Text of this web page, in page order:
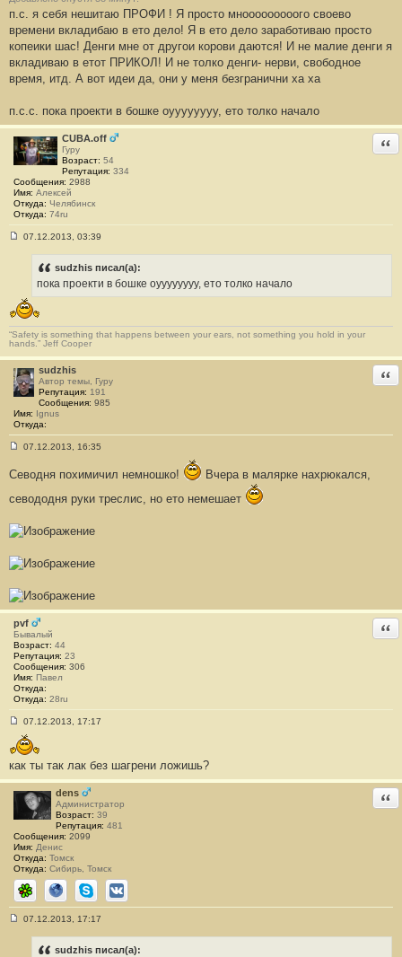
н
и
е
#
2
0
9
п.с. я себя нешитаю ПРОФИ ! Я просто мнооооооооого своево
времени вкладибаю в ето дело! Я в ето дело заработиваю просто
копеики шас! Денги мне от другои корови даются! И не малие денги я
вкладиваю в етот ПРИКОЛ! И не толко денги- нерви, свободное
время, итд. А вот идеи да, они у меня безгранични ха ха
п.с.с. пока проекти в бошке оуууууууу, ето толко начало
CUBA.off
Гуру
Возраст: 54
Репутация: 334
Сообщения: 2988
Имя: Алексей
Откуда: Челябинск
Откуда: 74ru
е
н
и
#
1
0
07.12.2013, 03:39
sudzhis писал(а):
пока проекти в бошке оуууууууу, ето толко начало
“Safety is something that happens between your ears, not something you hold in your
hands.” Jeff Cooper
sudzhis
Автор темы, Гуру
Репутация: 191
Сообщения: 985
Имя: Ignus
Откуда:
о
щ
и
е
2
1
07.12.2013, 16:35
Севодня похимичил немношко!
Вчера в малярке нахрюкался,
севододня руки треслис, но ето немешает
pvf
Бывалый
Возраст: 44
Репутация: 23
Сообщения: 306
Имя: Павел
Откуда:
Откуда: 28ru
о
о
б
щ
е
н
2
1
2
07.12.2013, 17:17
как ты так лак без шагрени ложишь?
dens
Администратор
Возраст: 39
Репутация: 481
Сообщения: 2099
Имя: Денис
Откуда: Томск
Откуда: Сибирь, Томск
ICQ СайтSkypeВКонтакте
07.12.2013, 17:17
sudzhis писал(а):